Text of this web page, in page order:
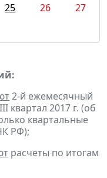
25 26
27
2-й ежемесячный
квартал 2017 г. (об
квартальные
РФ);
расчеты по итогам